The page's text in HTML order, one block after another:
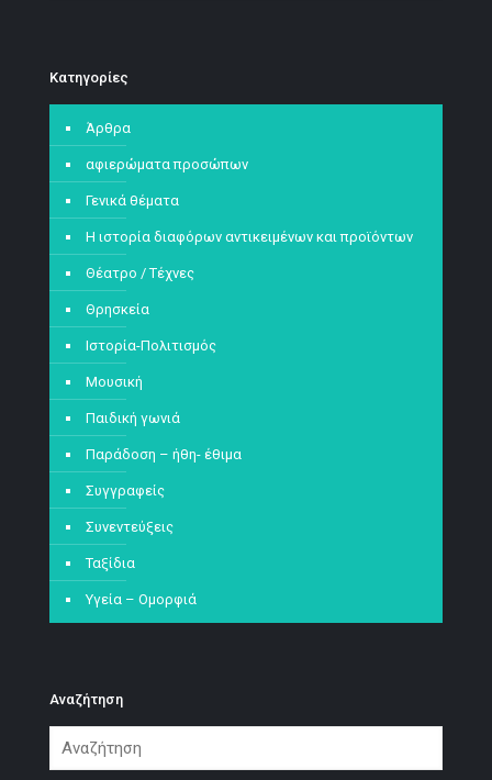
Kατηγορίες
Άρθρα
αφιερώματα προσώπων
Γενικά θέματα
Η ιστορία διαφόρων αντικειμένων και προϊόντων
Θέατρο / Τέχνες
Θρησκεία
Ιστορία-Πολιτισμός
Μουσική
Παιδική γωνιά
Παράδοση – ήθη- έθιμα
Συγγραφείς
Συνεντεύξεις
Ταξίδια
Υγεία – Ομορφιά
Αναζήτηση